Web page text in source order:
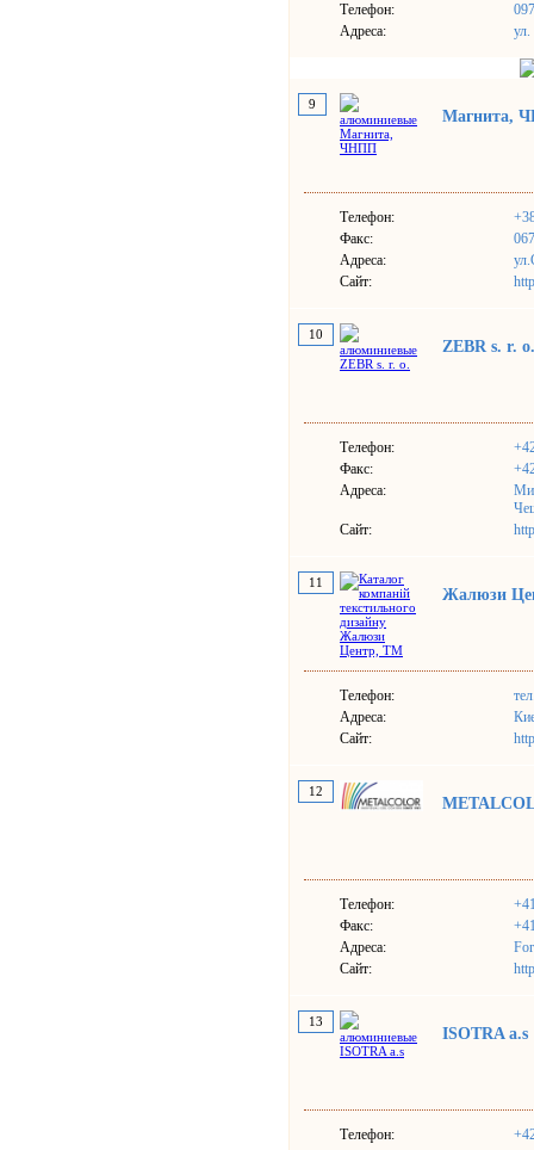
Телефон:
Адреса:
9
Магнита,
Телефон:
Факс:
Адреса:
Сайт:
10
ZEBR s. r. o.
Телефон:
Факс:
Адреса:
Сайт:
11
Жалюзи
Телефон:
Адреса:
Сайт:
12
Телефон:
Факс:
Адреса:
Сайт:
13
ISOTRA a.s
Телефон: